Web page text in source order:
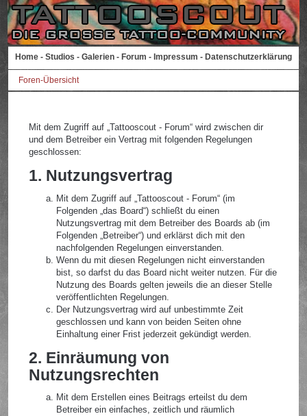
Home - Studios - Galerien - Forum - Impressum - Datenschutzerklärung
Foren-Übersicht
Mit dem Zugriff auf „Tattooscout - Forum“ wird zwischen dir
und dem Betreiber ein Vertrag mit folgenden Regelungen
geschlossen:
1. Nutzungsvertrag
Mit dem Zugriff auf „Tattooscout - Forum“ (im
Folgenden „das Board“) schließt du einen
Nutzungsvertrag mit dem Betreiber des Boards ab (im
Folgenden „Betreiber“) und erklärst dich mit den
nachfolgenden Regelungen einverstanden.
Wenn du mit diesen Regelungen nicht einverstanden
bist, so darfst du das Board nicht weiter nutzen. Für die
Nutzung des Boards gelten jeweils die an dieser Stelle
veröffentlichten Regelungen.
Der Nutzungsvertrag wird auf unbestimmte Zeit
geschlossen und kann von beiden Seiten ohne
Einhaltung einer Frist jederzeit gekündigt werden.
2. Einräumung von
Nutzungsrechten
Mit dem Erstellen eines Beitrags erteilst du dem
Betreiber ein einfaches, zeitlich und räumlich